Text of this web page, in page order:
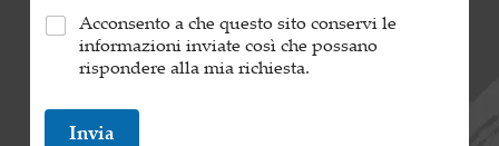
Acconsento a che questo sito conservi le
informazioni inviate così che possano
rispondere alla mia richiesta.
Invia